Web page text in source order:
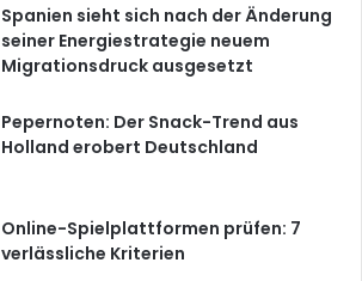
Spanien sieht sich nach der Änderung
seiner Energiestrategie neuem
Migrationsdruck ausgesetzt
Pepernoten: Der Snack-Trend aus
Holland erobert Deutschland
Online-Spielplattformen prüfen: 7
verlässliche Kriterien